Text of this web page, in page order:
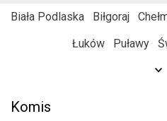
Biała Podlaska Biłgoraj
Łuków
Puławy
Komis